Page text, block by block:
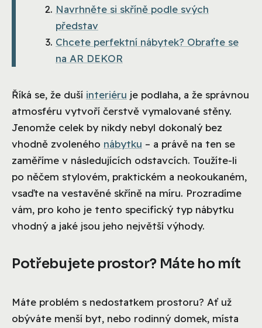
Navrhněte si skříně podle svých
představ
Chcete perfektní nábytek? Obraťte se
na AR DEKOR
Říká se, že duší interiéru je podlaha, a že správnou
atmosféru vytvoří čerstvě vymalované stěny.
Jenomže celek by nikdy nebyl dokonalý bez
vhodně zvoleného nábytku – a právě na ten se
zaměříme v následujících odstavcích. Toužíte-li
po něčem stylovém, praktickém a neokoukaném,
vsaďte na vestavěné skříně na míru. Prozradíme
vám, pro koho je tento specifický typ nábytku
vhodný a jaké jsou jeho největší výhody.
Potřebujete prostor? Máte ho mít
Máte problém s nedostatkem prostoru? Ať už
obýváte menší byt, nebo rodinný domek, místa